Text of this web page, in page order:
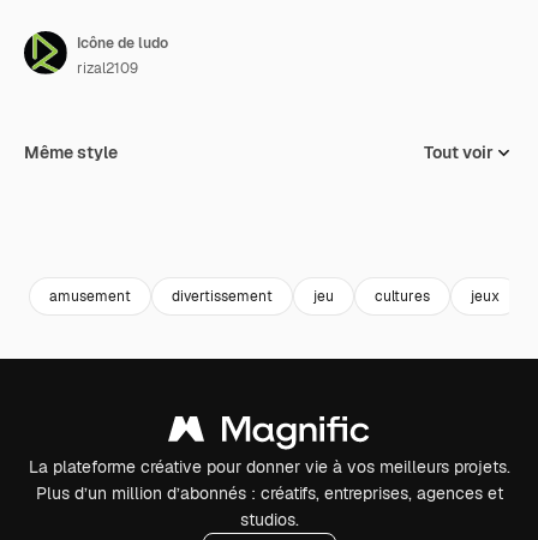
Icône de ludo
rizal2109
Même style Tout voir
amusement divertissement jeu cultures jeux
La plateforme créative pour donner vie à vos meilleurs projets.
Plus d’un million d’abonnés : créatifs, entreprises, agences et
studios.